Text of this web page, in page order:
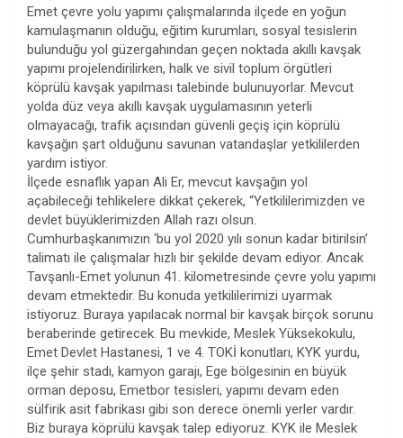
Emet çevre yolu yapımı çalışmalarında ilçede en yoğun
kamulaşmanın olduğu, eğitim kurumları, sosyal tesislerin
bulunduğu yol güzergahından geçen noktada akıllı kavşak
yapımı projelendirilirken, halk ve sivil toplum örgütleri
köprülü kavşak yapılması talebinde bulunuyorlar. Mevcut
yolda düz veya akıllı kavşak uygulamasının yeterli
olmayacağı, trafik açısından güvenli geçiş için köprülü
kavşağın şart olduğunu savunan vatandaşlar yetkililerden
yardım istiyor.
İlçede esnaflık yapan Ali Er, mevcut kavşağın yol
açabileceği tehlikelere dikkat çekerek, “Yetkililerimizden ve
devlet büyüklerimizden Allah razı olsun.
Cumhurbaşkanımızın ‘bu yol 2020 yılı sonun kadar bitirilsin’
talimatı ile çalışmalar hızlı bir şekilde devam ediyor. Ancak
Tavşanlı-Emet yolunun 41. kilometresinde çevre yolu yapımı
devam etmektedir. Bu konuda yetkililerimizi uyarmak
istiyoruz. Buraya yapılacak normal bir kavşak birçok sorunu
beraberinde getirecek. Bu mevkide, Meslek Yüksekokulu,
Emet Devlet Hastanesi, 1 ve 4. TOKİ konutları, KYK yurdu,
ilçe şehir stadı, kamyon garajı, Ege bölgesinin en büyük
orman deposu, Emetbor tesisleri, yapımı devam eden
sülfirik asit fabrikası gibi son derece önemli yerler vardır.
Biz buraya köprülü kavşak talep ediyoruz. KYK ile Meslek